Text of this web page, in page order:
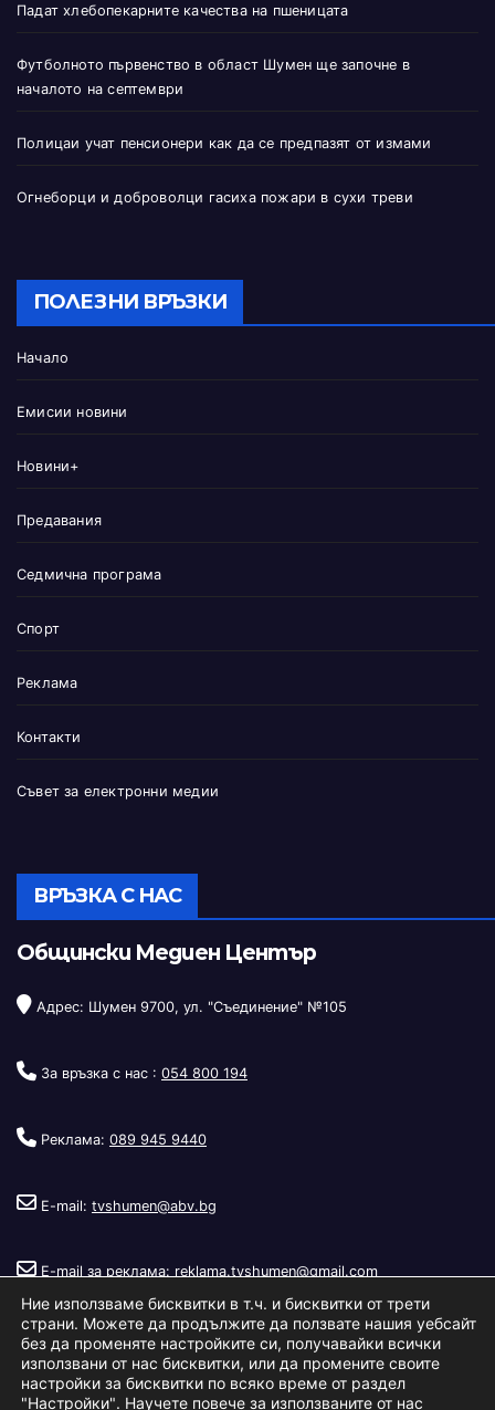
Падат хлебопекарните качества на пшеницата
Футболното първенство в област Шумен ще започне в
началото на септември
Полицаи учат пенсионери как да се предпазят от измами
Огнеборци и доброволци гасиха пожари в сухи треви
ПОЛЕЗНИ ВРЪЗКИ
Начало
Емисии новини
Новини+
Предавания
Седмична програма
Спорт
Реклама
Контакти
Съвет за електронни медии
ВРЪЗКА С НАС
Общински Медиен Център
Адрес: Шумен 9700, ул. "Съединение" №105
За връзка с нас : 054 800 194
Реклама: 089 945 9440
E-mail: tvshumen@abv.bg
E-mail за реклама: reklama.tvshumen@gmail.com
Ние използваме бисквитки в т.ч. и бисквитки от трети
страни. Можете да продължите да ползвате нашия уебсайт
без да променяте настройките си, получавайки всички
използвани от нас бисквитки, или да промените своите
настройки за бисквитки по всяко време от раздел
"Настройки". Научете повече за използваните от нас